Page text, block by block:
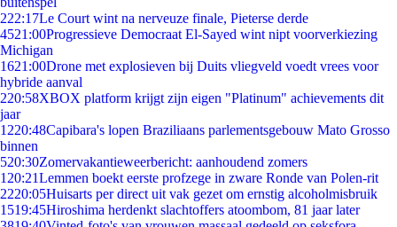
222:17Le Court wint na nerveuze finale, Pieterse derde
4521:00Progressieve Democraat El-Sayed wint nipt voorverkiezing
Michigan
1621:00Drone met explosieven bij Duits vliegveld voedt vrees voor
hybride aanval
220:58XBOX platform krijgt zijn eigen "Platinum" achievements dit
jaar
1220:48Capibara's lopen Braziliaans parlementsgebouw Mato Grosso
binnen
520:30Zomervakantieweerbericht: aanhoudend zomers
1 20:21Lemmen boekt eerste profzege in zware Ronde van Polen-rit
2220:05Huisarts per direct uit vak gezet om ernstig alcoholmisbruik
1519:45Hiroshima herdenkt slachtoffers atoombom, 81 jaar later